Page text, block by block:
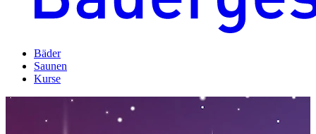
Bäder
Saunen
Kurse